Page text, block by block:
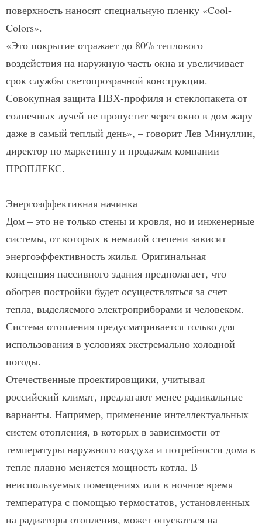
поверхность наносят специальную пленку «Cool-
Colors».
«Это покрытие отражает до 80% теплового
воздействия на наружную часть окна и увеличивает
срок службы светопрозрачной конструкции.
Совокупная защита ПВХ-профиля и стеклопакета от
солнечных лучей не пропустит через окно в дом жару
даже в самый теплый день», – говорит Лев Минуллин,
директор по маркетингу и продажам компании
ПРОПЛЕКС.
Энергоэффективная начинка
Дом – это не только стены и кровля, но и инженерные
системы, от которых в немалой степени зависит
энергоэффективность жилья. Оригинальная
концепция пассивного здания предполагает, что
обогрев постройки будет осуществляться за счет
тепла, выделяемого электроприборами и человеком.
Система отопления предусматривается только для
использования в условиях экстремально холодной
погоды.
Отечественные проектировщики, учитывая
российский климат, предлагают менее радикальные
варианты. Например, применение интеллектуальных
систем отопления, в которых в зависимости от
температуры наружного воздуха и потребности дома в
тепле плавно меняется мощность котла. В
неиспользуемых помещениях или в ночное время
температура с помощью термостатов, установленных
на радиаторы отопления, может опускаться на